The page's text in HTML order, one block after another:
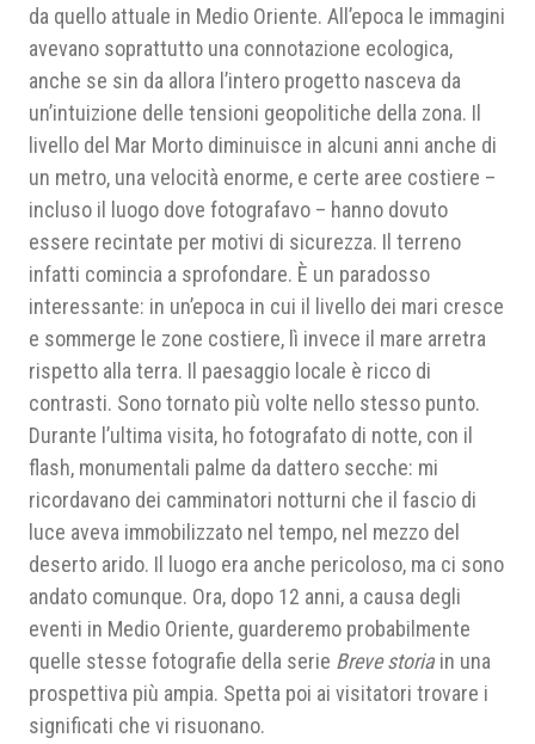
da quello attuale in Medio Oriente. All’epoca le immagini
avevano soprattutto una connotazione ecologica,
anche se sin da allora l’intero progetto nasceva da
un’intuizione delle tensioni geopolitiche della zona. Il
livello del Mar Morto diminuisce in alcuni anni anche di
un metro, una velocità enorme, e certe aree costiere –
incluso il luogo dove fotografavo – hanno dovuto
essere recintate per motivi di sicurezza. Il terreno
infatti comincia a sprofondare. È un paradosso
interessante: in un’epoca in cui il livello dei mari cresce
e sommerge le zone costiere, lì invece il mare arretra
rispetto alla terra. Il paesaggio locale è ricco di
contrasti. Sono tornato più volte nello stesso punto.
Durante l’ultima visita, ho fotografato di notte, con il
flash, monumentali palme da dattero secche: mi
ricordavano dei camminatori notturni che il fascio di
luce aveva immobilizzato nel tempo, nel mezzo del
deserto arido. Il luogo era anche pericoloso, ma ci sono
andato comunque. Ora, dopo 12 anni, a causa degli
eventi in Medio Oriente, guarderemo probabilmente
quelle stesse fotografie della serie Breve storiain una
prospettiva più ampia. Spetta poi ai visitatori trovare i
significati che vi risuonano.